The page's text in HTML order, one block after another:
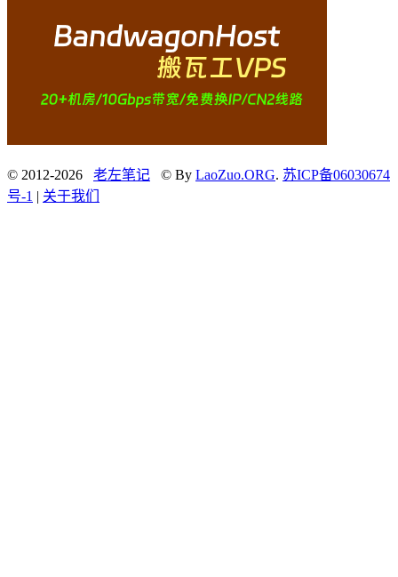
© 2012-2026 老左笔记 © By LaoZuo.ORG. 苏ICP备06030674
号-1 | 关于我们